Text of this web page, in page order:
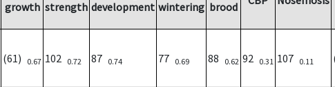
growth strength development wintering brood
(61) 0.67 102 0.72 87 0.74 77 0.69 88 0.62 92 0.31 107 0.11